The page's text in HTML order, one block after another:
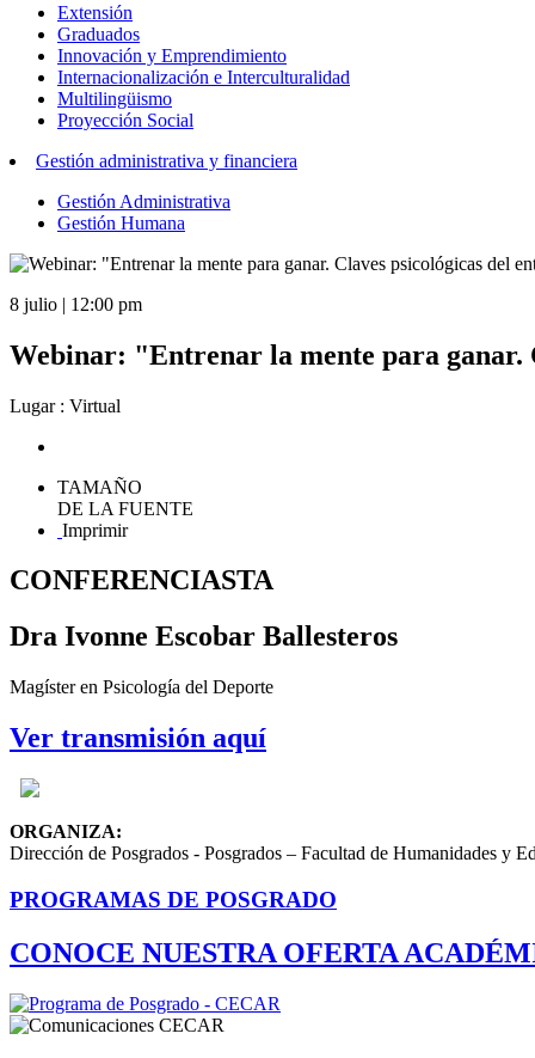
Extensión
Graduados
Innovación y Emprendimiento
Internacionalización e Interculturalidad
Multilingüismo
Proyección Social
Gestión administrativa y financiera
Gestión Administrativa
Gestión Humana
8 julio | 12:00 pm
Webinar: "Entrenar la mente para ganar.
Lugar : Virtual
TAMAÑO
DE LA FUENTE
Imprimir
CONFERENCIASTA
Dra Ivonne Escobar Ballesteros
Magíster en Psicología del Deporte
Ver transmisión aquí
ORGANIZA:
Dirección de Posgrados - Posgrados – Facultad de Humanidades y
PROGRAMAS DE POSGRADO
CONOCE NUESTRA OFERTA